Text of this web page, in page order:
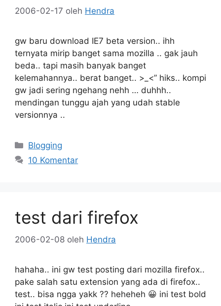
2006-02-17 oleh Hendra
gw baru download IE7 beta version.. ihh
ternyata mirip banget sama mozilla .. gak jauh
beda.. tapi masih banyak banget
kelemahannya.. berat banget.. >_<” hiks.. kompi
gw jadi sering ngehang nehh … duhhh..
mendingan tunggu ajah yang udah stable
versionnya ..
Kategori
Blogging
10 Komentar
test dari firefox
2006-02-08 oleh Hendra
hahaha.. ini gw test posting dari mozilla firefox..
pake salah satu extension yang ada di firefox..
test.. bisa ngga yakk ?? heheheh 😀 ini test bold